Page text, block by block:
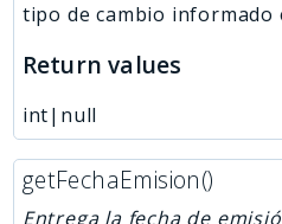
tipo de cambio informado
Return values
int|null
getFechaEmision()
Entrega la fecha de